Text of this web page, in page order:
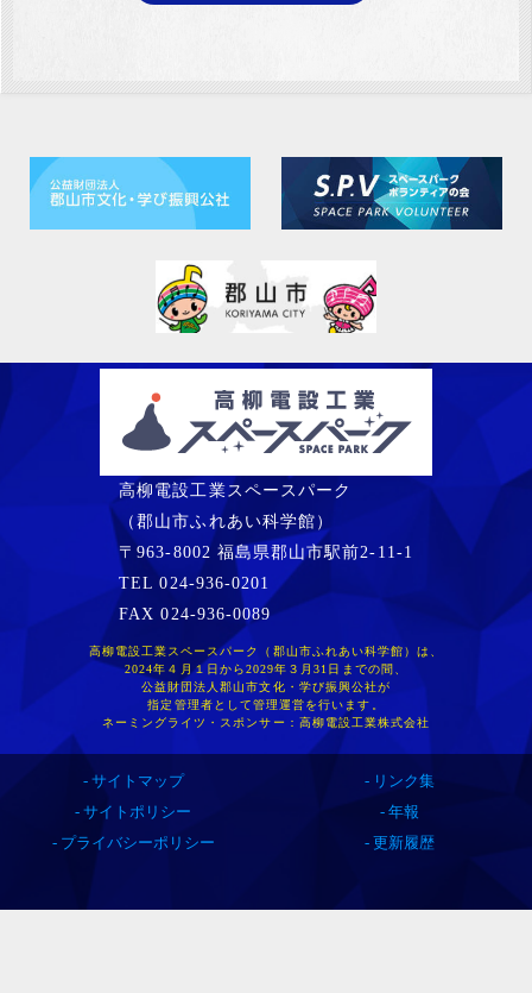
高柳電設工業スペースパーク
（郡山市ふれあい科学館）
〒963-8002 福島県郡山市駅前2-11-1
TEL 024-936-0201
FAX 024-936-0089
高柳電設工業スペースパーク（郡山市ふれあい科学館）は、
2024年４月１日から2029年３月31日までの間、
公益財団法人郡山市文化・学び振興公社が
指定管理者として管理運営を行います。
ネーミングライツ・スポンサー：高柳電設工業株式会社
サイトマップ
リンク集
サイトポリシー
年報
プライバシーポリシー
更新履歴